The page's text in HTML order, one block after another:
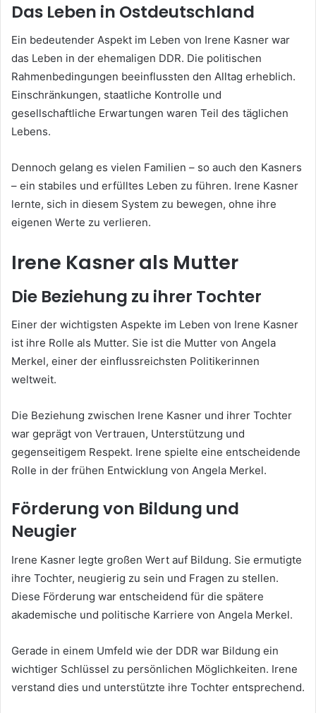
Das Leben in Ostdeutschland
Ein bedeutender Aspekt im Leben von Irene Kasner war
das Leben in der ehemaligen DDR. Die politischen
Rahmenbedingungen beeinflussten den Alltag erheblich.
Einschränkungen, staatliche Kontrolle und
gesellschaftliche Erwartungen waren Teil des täglichen
Lebens.
Dennoch gelang es vielen Familien – so auch den Kasners
– ein stabiles und erfülltes Leben zu führen. Irene Kasner
lernte, sich in diesem System zu bewegen, ohne ihre
eigenen Werte zu verlieren.
Irene Kasner als Mutter
Die Beziehung zu ihrer Tochter
Einer der wichtigsten Aspekte im Leben von Irene Kasner
ist ihre Rolle als Mutter. Sie ist die Mutter von Angela
Merkel, einer der einflussreichsten Politikerinnen
weltweit.
Die Beziehung zwischen Irene Kasner und ihrer Tochter
war geprägt von Vertrauen, Unterstützung und
gegenseitigem Respekt. Irene spielte eine entscheidende
Rolle in der frühen Entwicklung von Angela Merkel.
Förderung von Bildung und
Neugier
Irene Kasner legte großen Wert auf Bildung. Sie ermutigte
ihre Tochter, neugierig zu sein und Fragen zu stellen.
Diese Förderung war entscheidend für die spätere
akademische und politische Karriere von Angela Merkel.
Gerade in einem Umfeld wie der DDR war Bildung ein
wichtiger Schlüssel zu persönlichen Möglichkeiten. Irene
verstand dies und unterstützte ihre Tochter entsprechend.